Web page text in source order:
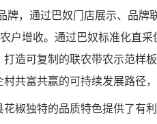
牌，通过巴奴门店展示、品
户增收。通过巴奴标准化直采
造可复制的联农带农示范样
共富共赢的可持续发展路径
椒独特的品质特色提供了有